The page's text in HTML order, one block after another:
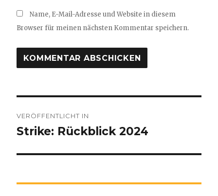
Name, E-Mail-Adresse und Website in diesem
Browser für meinen nächsten Kommentar speichern.
VERÖFFENTLICHT IN
Strike: Rückblick 2024